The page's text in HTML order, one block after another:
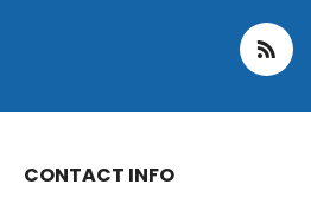
CONTACT INFO